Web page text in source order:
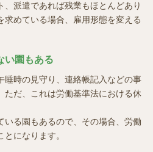
、派遣であれば残業もほとんどあり
求めている場合、雇用形態を変える
い園もある
睡時の見守り、連絡帳記入などの事
ただ、これは労働基準法における休
いる園もあるので、その場合、労働
になります。